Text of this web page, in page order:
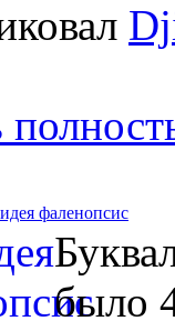
фаленопсис
было